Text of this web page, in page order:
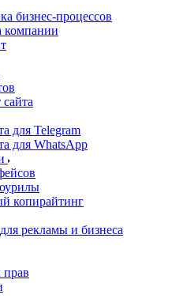
бизнес-процессов
компании
для Telegram
для WhatsApp
копирайтинг
рекламы и бизнеса
прав